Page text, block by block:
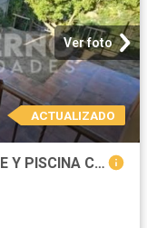
Ver foto
ACTUALIZADO
VENTA EXCLUSIVA CASA DE 3D3B2E Y PISCINA C DE LOS VALLES